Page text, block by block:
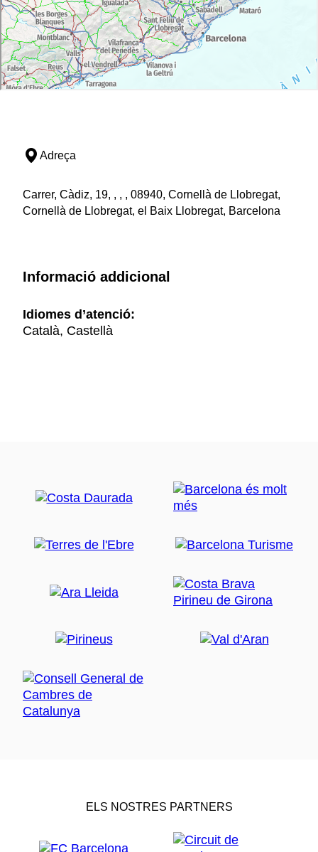
Adreça
Carrer, Càdiz, 19, , , , 08940, Cornellà de Llobregat,
Cornellà de Llobregat, el Baix Llobregat, Barcelona
Informació addicional
Idiomes d’atenció:
Català, Castellà
ELS NOSTRES PARTNERS